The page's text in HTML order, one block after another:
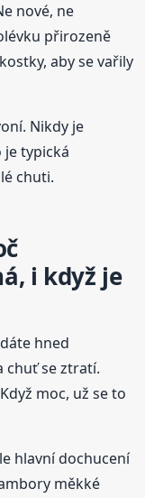
nové, ne
přirozeně
aby se vařily
Nikdy je
je typická
chuti.
i když je
hned
chuť se ztratí.
moc, už se to
hlavní dochucení
měkké